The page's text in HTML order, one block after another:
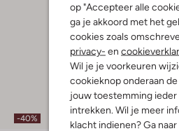
op "Accepteer alle
ga je akkoord met het
cookies zoals
privacy- en
Wil je je voorkeuren
cookieknop onderaan
jouw toestemming
intrekken. Wil je meer
klacht indienen? Ga
-40%